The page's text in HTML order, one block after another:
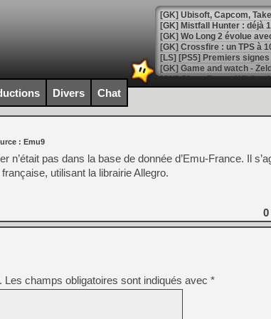
[GK] Mistfall Hunter : déjà
[GK] Wo Long 2 évolue
[GK] Crossfire : un TPS à
[LS] [PS5] Premiers
[Mo5] DOOM arrive en
[GK] Bethesda fête les 30
[GK] Roblox : l'action en
[GK] Agenda - GeForce
[GK] Devolver Digital en a
[LS] [PS5] ps5-y2jb-
[GK] Pourquoi Marvel
[GK] Test : Restory : Chill
[GK] GTA 6 : Rockstar
[GK] Hot Wheels Infinite
[GK] Mémoire cash -
[GK] Résultats Nintendo :
Divers Chat
: Emu9
pas dans la base de donnée d’Emu-France. Il
utilisant la librairie Allegro.
0
Les champs obligatoires sont indiqués avec *